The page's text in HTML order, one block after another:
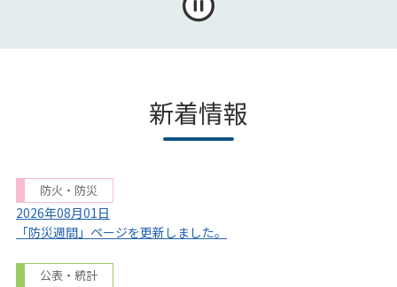
新着情報
防火・防災
2026年08月01日
「防災週間」ページを更新しました。
公表・統計